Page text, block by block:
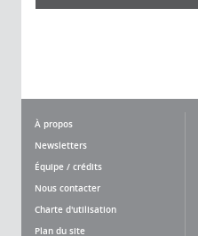
À propos
Newsletters
Équipe / crédits
Nous contacter
Charte d'utilisation
Plan du site